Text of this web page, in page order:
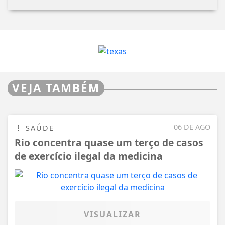
VEJA TAMBÉM
06 DE AGO
SAÚDE
Rio concentra quase um terço de casos
de exercício ilegal da medicina
VISUALIZAR